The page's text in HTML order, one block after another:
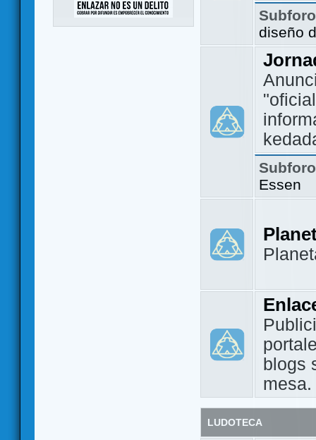
diseño
Essen
blogs
mesa.
LUDOTECA